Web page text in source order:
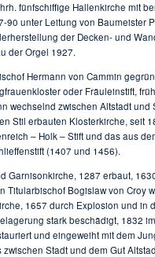
fünfschiffige Hallenkirche mit
90 unter Leitung von Baumeister
der Decken- und
der Orgel 1927.
Hermann von Cammin
oder Fräuleinstift,
wechselnd zwischen Altstadt und
Stil erbauten Klosterkirche, seit
– Holk – Stift und das aus
(1407 und 1456).
Garnisonkirche, 1287 erbaut,
Titularbischof Bogislaw von Croy
1657 durch Explosion und in
stark beschädigt, 1832
und eingeweiht mit dem
zwischen Stadt und dem Gut